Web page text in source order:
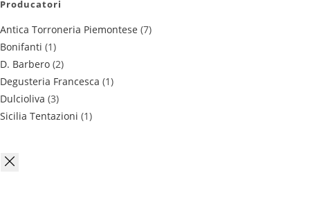
Producatori
Antica Torroneria Piemontese (7)
Bonifanti (1)
D. Barbero (2)
Degusteria Francesca (1)
Dulcioliva (3)
Sicilia Tentazioni (1)